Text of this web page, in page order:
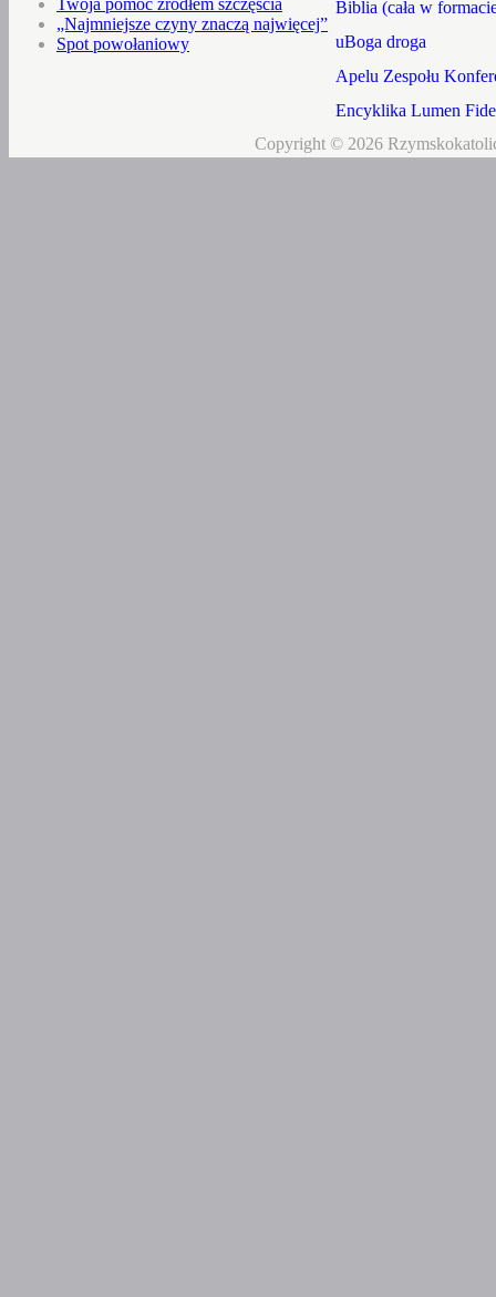
„Najmniejsze czyny znaczą najwięcej”
Spot powołaniowy
Biblia (cała w
uBoga droga
Apelu Zespołu
Encyklika Lumen
Copyright © 2026